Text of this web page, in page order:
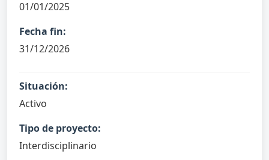
01/01/2025
Fecha fin:
31/12/2026
Situación:
Activo
Tipo de proyecto:
Interdisciplinario